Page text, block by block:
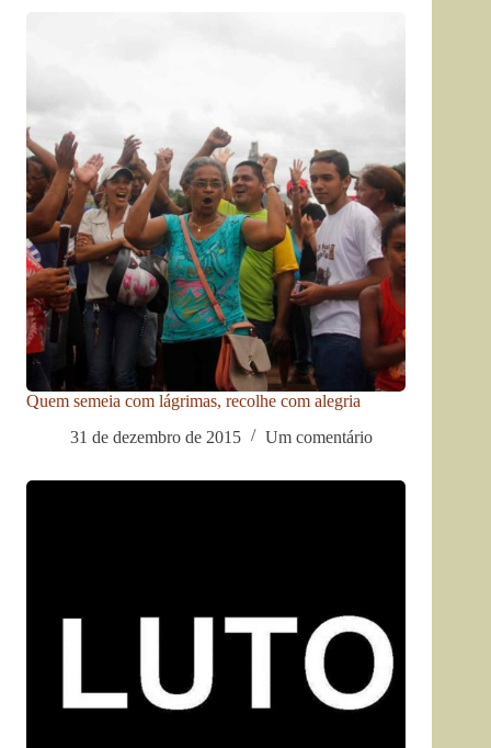
Quem semeia com lágrimas, recolhe com alegria
31 de dezembro de 2015
Um comentário